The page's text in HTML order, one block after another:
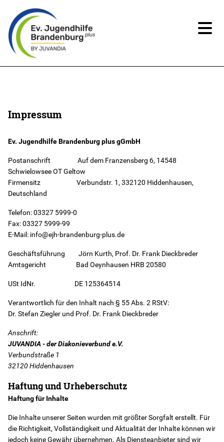
Über uns
Angebote
Ansprechpartner*innen
Beteiligung
Spenden
Instagram
Jobs
Freie Plätze
Geschäftsberichte
Kontakt
Impressum
Ev. Jugendhilfe Brandenburg plus gGmbH
Postanschrift Auf dem Franzensberg 6, 14548
Schwielowsee OT Geltow
Firmensitz Verbundstr. 1, 332120 Hiddenhausen,
Deutschland
Telefon: 03327 5999-0
Fax: 03327 5999-99
E-Mail: info@ejh-brandenburg-plus.de
Geschäftsführung Jörn Kurth, Prof. Dr. Frank Dieckbreder
Amtsgericht Bad Oeynhausen HRB 20580
USt IdNr. DE 125364514
Verantwortlich für den Inhalt nach § 55 Abs. 2 RStV:
Dr. Stefan Ziegler und Prof. Dr. Frank Dieckbreder
Anschrift:
JUVANDIA - der Diakonieverbund e.V.
Verbundstraße 1
32120 Hiddenhausen
Haftung und Urheberschutz
Haftung für Inhalte
Die Inhalte unserer Seiten wurden mit größter Sorgfalt erstellt. Für
die Richtigkeit, Vollständigkeit und Aktualität der Inhalte können wir
jedoch keine Gewähr übernehmen. Als Diensteanbieter sind wir